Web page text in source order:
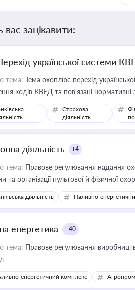
зацікавити:
української системи
тема: Тема охоплює перехід
кодів КВЕД та пов'язані нормативні
Страхова
діяльність
діяльність +4
тема: Правове регулювання надання
та організації пультової й фізичної
діяльність Паливно-
енергетика +40
тема: Правове регулювання
енергетичний комплекс